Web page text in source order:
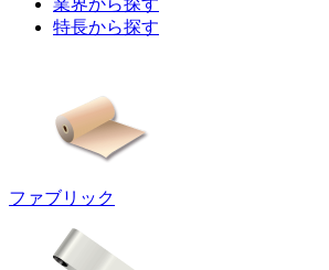
業界から探す
特長から探す
ファブリック